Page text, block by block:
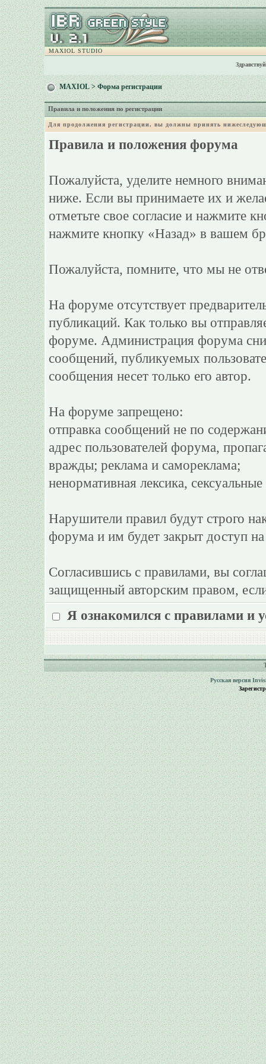
MAXIOL STUDIO
MAXIOL> Форма регистрации
Правила и положения по регистрации
Для продолжения регистрации, вы должны принять
Правила и положения форума
Пожалуйста, уделите немного
ниже. Если вы принимаете их и
отметьте свое согласие и нажмите
нажмите кнопку «Назад» в вашем
Пожалуйста, помните, что мы не
На форуме отсутствует
публикаций. Как только вы
форуме. Администрация форума
сообщений, публикуемых
сообщения несет только его автор.
На форуме запрещено:
отправка сообщений не по
адрес пользователей форума,
вражды; реклама и самореклама;
ненормативная лексика,
Нарушители правил будут строго
форума и им будет закрыт доступ
Согласившись с правилами, вы
защищенный авторским правом,
Я ознакомился с правилами и
Русская версия